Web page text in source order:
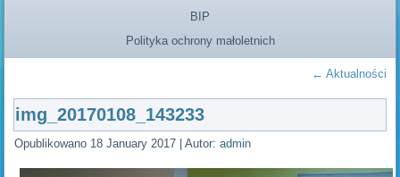
BIP
Polityka ochrony małoletnich
← Aktualności
img_20170108_143233
Opublikowano 18 January 2017 |Autor: admin